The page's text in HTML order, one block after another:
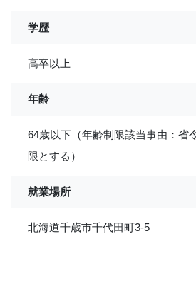
学歴
高卒以上
年齢
64歳以下（年齢制限該当事由：省
限とする）
就業場所
北海道千歳市千代田町3‐5